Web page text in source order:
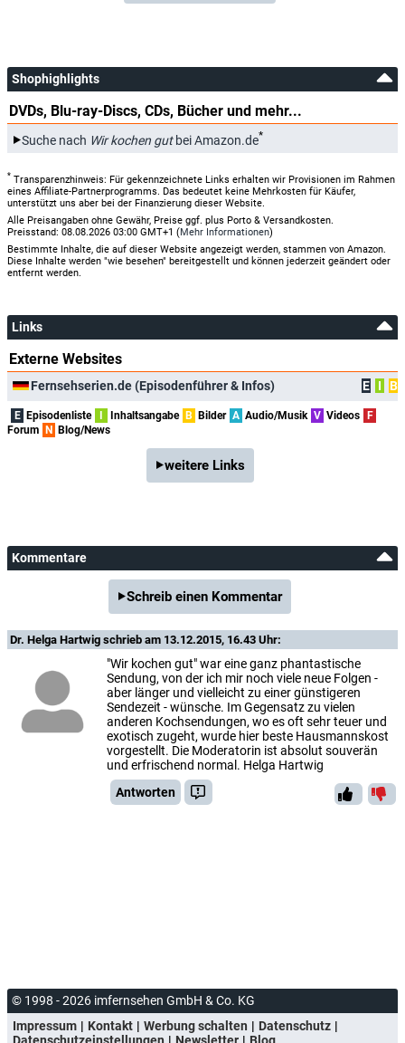
Shophighlights
DVDs, Blu-ray-Discs, CDs, Bücher und mehr...
Suche nach Wir kochen gutbei Amazon.de*
* Transparenzhinweis: Für gekennzeichnete Links erhalten wir Provisionen im Rahmen
eines Affiliate-Partnerprogramms. Das bedeutet keine Mehrkosten für Käufer,
unterstützt uns aber bei der Finanzierung dieser Website.
Alle Preisangaben ohne Gewähr, Preise ggf. plus Porto & Versandkosten.
Preisstand: 08.08.2026 03:00 GMT+1 (Mehr Informationen)
Bestimmte Inhalte, die auf dieser Website angezeigt werden, stammen von Amazon.
Diese Inhalte werden "wie besehen" bereitgestellt und können jederzeit geändert oder
entfernt werden.
Links
Externe Websites
Fernsehserien.de (Episodenführer & Infos) E I B
E Episodenliste I Inhaltsangabe B Bilder A Audio/Musik V Videos F
Forum N Blog/News
weitere Links
Kommentare
Schreib einen Kommentar
Dr. Helga Hartwig schrieb am 13.12.2015, 16.43 Uhr:
"Wir kochen gut" war eine ganz phantastische
Sendung, von der ich mir noch viele neue Folgen -
aber länger und vielleicht zu einer günstigeren
Sendezeit - wünsche. Im Gegensatz zu vielen
anderen Kochsendungen, wo es oft sehr teuer und
exotisch zugeht, wurde hier beste Hausmannskost
vorgestellt. Die Moderatorin ist absolut souverän
und erfrischend normal. Helga Hartwig
Antworten
© 1998 - 2026 imfernsehen GmbH & Co. KG
Impressum
Kontakt Werbung schalten
Datenschutz